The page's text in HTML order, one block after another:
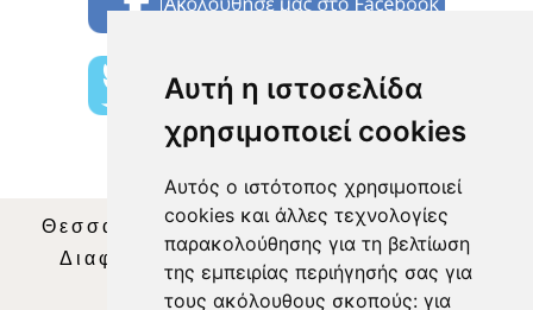
Αυτή η ιστοσελίδα
χρησιμοποιεί cookies
Αυτός ο ιστότοπος χρησιμοποιεί
cookies και άλλες τεχνολογίες
παρακολούθησης για τη βελτίωση
της εμπειρίας περιήγησής σας για
τους ακόλουθους σκοπούς: για
Θεσσαλία Τηλεόραση|SNG Services
Διαφήμιση | Όροι Χρήσης |Δήλωση
Απορρήτου | Περιεχόμενο